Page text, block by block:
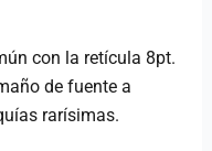
con la retícula 8pt.
de fuente a
rarísimas.